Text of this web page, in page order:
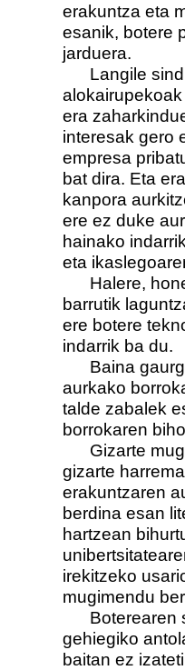
erakuntza eta
esanik, botere
jarduera.
Langile
era
interesak gero
empresa
bat dira. Eta
kanpora
ere ez duke
hainako
eta
Halere,
barrutik
ere botere
indarrik ba du.
Baina
aurkako
talde zabalek
borrokaren
Gizarte
gizarte
erakuntzaren
berdina esan
hartzean
irekitzeko
mugimendu
Boterearen
gehiegiko
baitan ez